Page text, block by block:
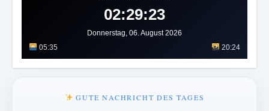
02:29:27
Donnerstag, 06. August 2026
05:35
20:24
GUTE NACHRICHT DES TAGES